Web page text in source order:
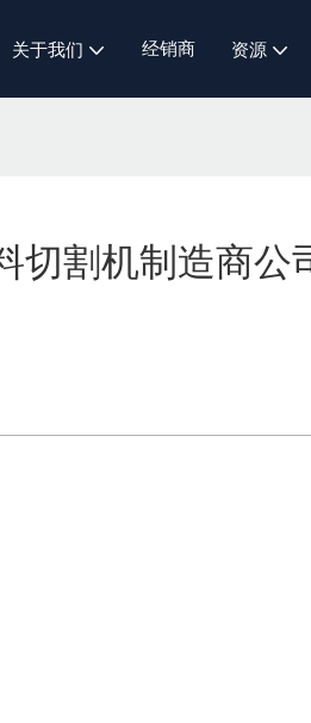
关于我们 经销商 资源
切割机制造商公